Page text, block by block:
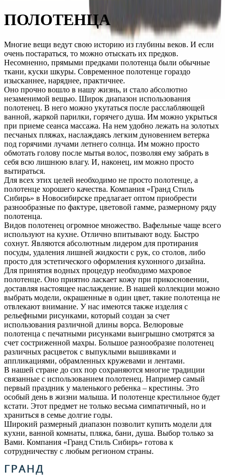
ПОЛОТЕНЦА
Многие вещи ведут свою историю из глубины веков. И если
очень постараться, то можно отыскать их предков.
Несомненно, прямыми предками полотенца были обычные
ткани, куски шкуры. Современное полотенце гораздо
изысканнее, наряднее, практичнее.
Оно прочно вошло в нашу жизнь, и стало абсолютно
незаменимой вещью. Широк диапазон использования
полотенец. В него можно укутаться после расслабляющей
ванной, жаркой парилки, горячего душа. Им можно укрыться
при приеме сеанса массажа. На нем удобно лежать на золотых
песчаных пляжах, наслаждаясь легким дуновением ветерка
под горячими лучами летнего солнца. Им можно просто
обмотать голову после мытья волос, позволяя ему забрать в
себя всю лишнюю влагу. И, наконец, им можно просто
вытираться.
Для всех этих целей необходимо не просто полотенце, а
полотенце хорошего качества. Компания «Гранд Стиль
Сибирь» в Новосибирске предлагает оптом приобрести
разнообразные по фактуре, цветовой гамме, размерному ряду
полотенца.
Видов полотенец огромное множество. Вафельные чаще всего
используют на кухне. Отлично впитывают воду. Быстро
сохнут. Являются абсолютным лидером для протирания
посуды, удаления лишней жидкости с рук, со столов, либо
просто для эстетического оформления кухонного дизайна.
Для принятия водных процедур необходимо махровое
полотенце. Оно приятно ласкает кожу при прикосновении,
доставляя настоящее наслаждение. В нашей коллекции можно
выбрать модели, окрашенные в один цвет, такие полотенца не
отвлекают внимание. У нас имеются также изделия с
рельефными рисунками, который создан за счет
использования различной длины ворса. Велюровые
полотенца с печатными рисунками выигрышно смотрятся за
счет состриженной махры. Большое разнообразие полотенец
различных расцветок с выпуклыми вышивками и
аппликациями, обрамленных кружевами и лентами.
В нашей стране до сих пор сохраняются многие традиции
связанные с использованием полотенец. Например самый
первый праздник у маленького ребенка – крестины. Это
особый день в жизни малыша. И полотенце крестильное будет
кстати. Этот предмет не только весьма симпатичный, но и
храниться в семье долгие годы.
Широкий размерный диапазон позволит купить модели для
кухни, ванной комнаты, пляжа, бани, душа. Выбор только за
Вами. Компания «Гранд Стиль Сибирь» готова к
сотрудничеству с любым регионом страны.